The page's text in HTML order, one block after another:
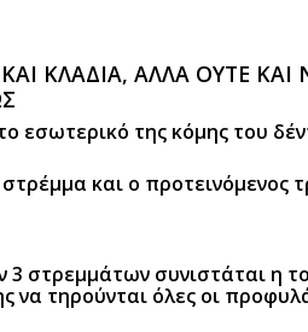
ΚΛΑΔΙΑ, ΑΛΛΑ ΟΥΤΕ ΚΑΙ
εσωτερικό της κόμης του
και ο προτεινόμενος
στρεμμάτων συνιστάται η
να τηρούνται όλες οι